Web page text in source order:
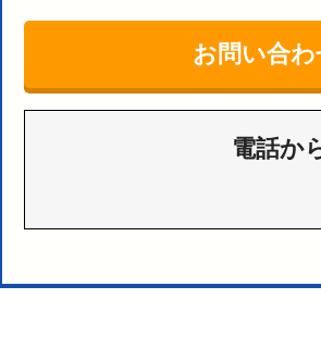
お問い合わ
電話か